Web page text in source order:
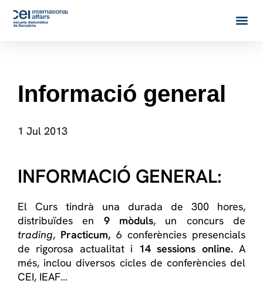
Informació general
1 Jul 2013
INFORMACIÓ GENERAL:
El Curs tindrà una durada de 300 hores,
distribuïdes
en 9 mòduls, un concurs de
trading, Practicum, 6 conferènciespresencials
de rigorosa actualitat i 14 sessions online.A
més, inclou diversos cicles de conferències del
CEI, IEAF…